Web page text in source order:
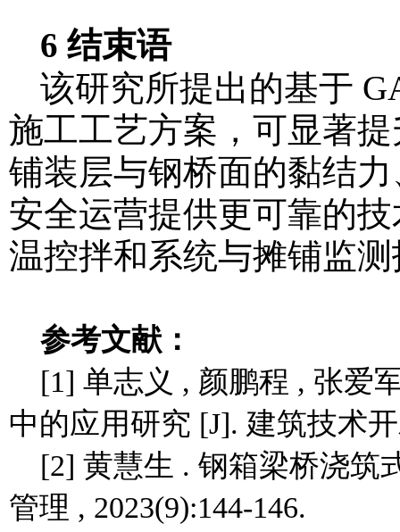
6 结束语
该研究所提出的基于
施工工艺方案，可显著
铺装层与钢桥面的黏结
安全运营提供更可靠的
温控拌和系统与摊铺监
参考文献：
[1] 单志义 , 颜鹏程 , 张爱
中的应用研究 [J]. 建筑技术
[2] 黄慧生 . 钢箱梁桥浇筑
管理 , 2023(9):144-146.